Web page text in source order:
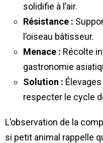
solidifie à l’air.
Résistance :
l’oiseau bâtisseur.
Menace : Récolte
gastronomie
Solution :
respecter le cycle
L’observation de la
si petit animal rappelle